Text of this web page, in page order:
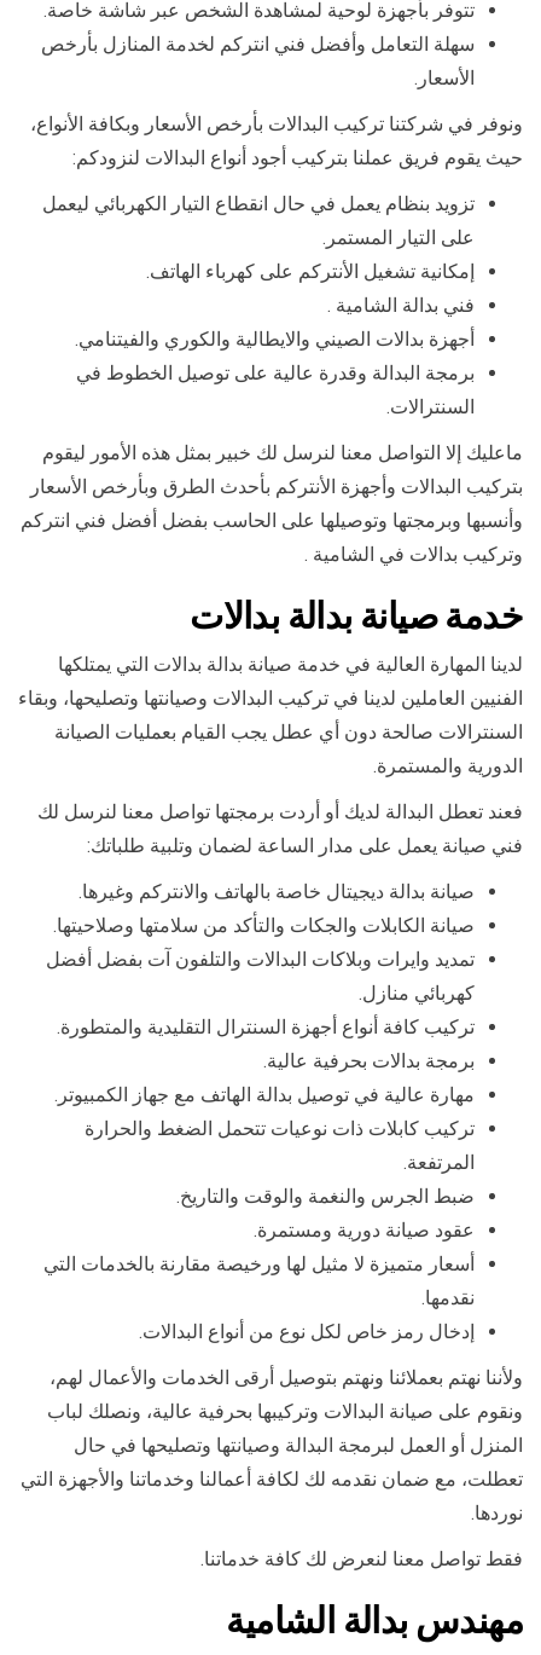
تتوفر بأجهزة لوحية لمشاهدة الشخص عبر شاشة خاصة.
سهلة التعامل وأفضل فني انتركم لخدمة المنازل بأرخص
الأسعار.
ونوفر في شركتنا تركيب البدالات بأرخص الأسعار وبكافة الأنواع،
حيث يقوم فريق عملنا بتركيب أجود أنواع البدالات لنزودكم:
تزويد بنظام يعمل في حال انقطاع التيار الكهربائي ليعمل
على التيار المستمر.
إمكانية تشغيل الأنتركم على كهرباء الهاتف.
فني بدالة الشامية .
أجهزة بدالات الصيني والايطالية والكوري والفيتنامي.
برمجة البدالة وقدرة عالية على توصيل الخطوط في
السنترالات.
ماعليك إلا التواصل معنا لنرسل لك خبير بمثل هذه الأمور ليقوم
بتركيب البدالات وأجهزة الأنتركم بأحدث الطرق وبأرخص الأسعار
وأنسبها وبرمجتها وتوصيلها على الحاسب بفضل أفضل فني انتركم
وتركيب بدالات في الشامية .
خدمة صيانة بدالة بدالات
لدينا المهارة العالية في خدمة صيانة بدالة بدالات التي يمتلكها
الفنيين العاملين لدينا في تركيب البدالات وصيانتها وتصليحها، وبقاء
السنترالات صالحة دون أي عطل يجب القيام بعمليات الصيانة
الدورية والمستمرة.
فعند تعطل البدالة لديك أو أردت برمجتها تواصل معنا لنرسل لك
فني صيانة يعمل على مدار الساعة لضمان وتلبية طلباتك:
صيانة بدالة ديجيتال خاصة بالهاتف والانتركم وغيرها.
صيانة الكابلات والجكات والتأكد من سلامتها وصلاحيتها.
تمديد وايرات وبلاكات البدالات والتلفون آت بفضل أفضل
كهربائي منازل.
تركيب كافة أنواع أجهزة السنترال التقليدية والمتطورة.
برمجة بدالات بحرفية عالية.
مهارة عالية في توصيل بدالة الهاتف مع جهاز الكمبيوتر.
تركيب كابلات ذات نوعيات تتحمل الضغط والحرارة
المرتفعة.
ضبط الجرس والنغمة والوقت والتاريخ.
عقود صيانة دورية ومستمرة.
أسعار متميزة لا مثيل لها ورخيصة مقارنة بالخدمات التي
نقدمها.
إدخال رمز خاص لكل نوع من أنواع البدالات.
ولأننا نهتم بعملائنا ونهتم بتوصيل أرقى الخدمات والأعمال لهم،
ونقوم على صيانة البدالات وتركيبها بحرفية عالية، ونصلك لباب
المنزل أو العمل لبرمجة البدالة وصيانتها وتصليحها في حال
تعطلت، مع ضمان نقدمه لك لكافة أعمالنا وخدماتنا والأجهزة التي
نوردها.
فقط تواصل معنا لنعرض لك كافة خدماتنا.
مهندس بدالة الشامية